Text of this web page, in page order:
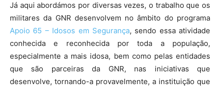
Já aqui abordámos por diversas vezes, o trabalho que os
militares da GNR desenvolvem no âmbito do programa
Apoio 65 – Idosos em Segurança, sendo essa atividade
conhecida e reconhecida por toda a população,
especialmente a mais idosa, bem como pelas entidades
que são parceiras da GNR, nas iniciativas que
desenvolve, tornando-a provavelmente, a instituição que